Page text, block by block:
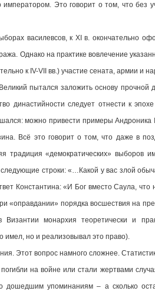
Это говорит о том, что без
василевсов, к XI в. окончательно
Однако на практике вовлечение
к IV-VII вв.) участие сената, армии и
пытался заложить основу прочной
династийности следует отнести к
можно привести примеры
Всё это говорит о том, что даже в
традиция «демократических» выборов
строки: «…Какой у вас злой
Константина: «И Бог вместо Саула, что
«оправдании» порядка восшествия на
монархия теоретически и
имел, но и реализовывал это право).
вопрос намного сложнее.
на войне или стали жертвами
дошедшим упоминаниям – а сколько